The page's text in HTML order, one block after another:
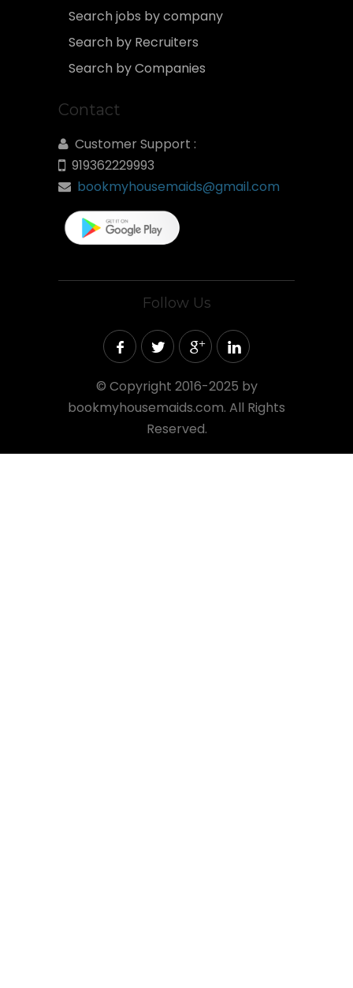
Search jobs by company
Search by Recruiters
Search by Companies
Contact
Customer Support :
919362229993
bookmyhousemaids@gmail.com
Follow Us
© Copyright 2016-2025 by
bookmyhousemaids.com. All Rights
Reserved.